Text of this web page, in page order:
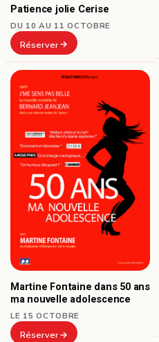
Patience jolie Cerise
DU 10 AU 11 OCTOBRE
Réserver
Martine Fontaine dans 50 ans
ma nouvelle adolescence
LE 15 OCTOBRE
Réserver